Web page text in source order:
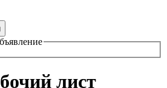
лист